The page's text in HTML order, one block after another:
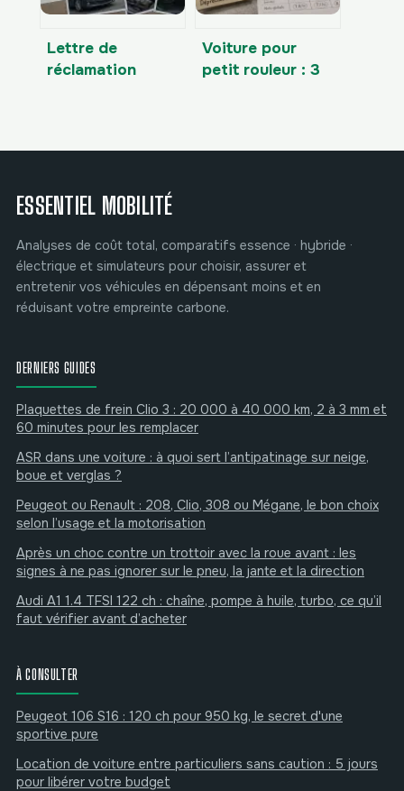
Lettre de
réclamation
de cause
Voiture pour
petit rouleur : 3
ESSENTIEL MOBILITÉ
Analyses de coût total, comparatifs essence · hybride ·
électrique et simulateurs pour choisir, assurer et
entretenir vos véhicules en dépensant moins et en
réduisant votre empreinte carbone.
DERNIERS GUIDES
Plaquettes de frein Clio 3 : 20 000 à 40 000 km, 2 à 3 mm et
60 minutes pour les remplacer
ASR dans une voiture : à quoi sert l’antipatinage sur neige,
boue et verglas ?
Peugeot ou Renault : 208, Clio, 308 ou Mégane, le bon choix
selon l’usage et la motorisation
Après un choc contre un trottoir avec la roue avant : les
signes à ne pas ignorer sur le pneu, la jante et la direction
Audi A1 1.4 TFSI 122 ch : chaîne, pompe à huile, turbo, ce qu’il
faut vérifier avant d’acheter
À CONSULTER
Peugeot 106 S16 : 120 ch pour 950 kg, le secret d'une
sportive pure
Location de voiture entre particuliers sans caution : 5 jours
pour libérer votre budget